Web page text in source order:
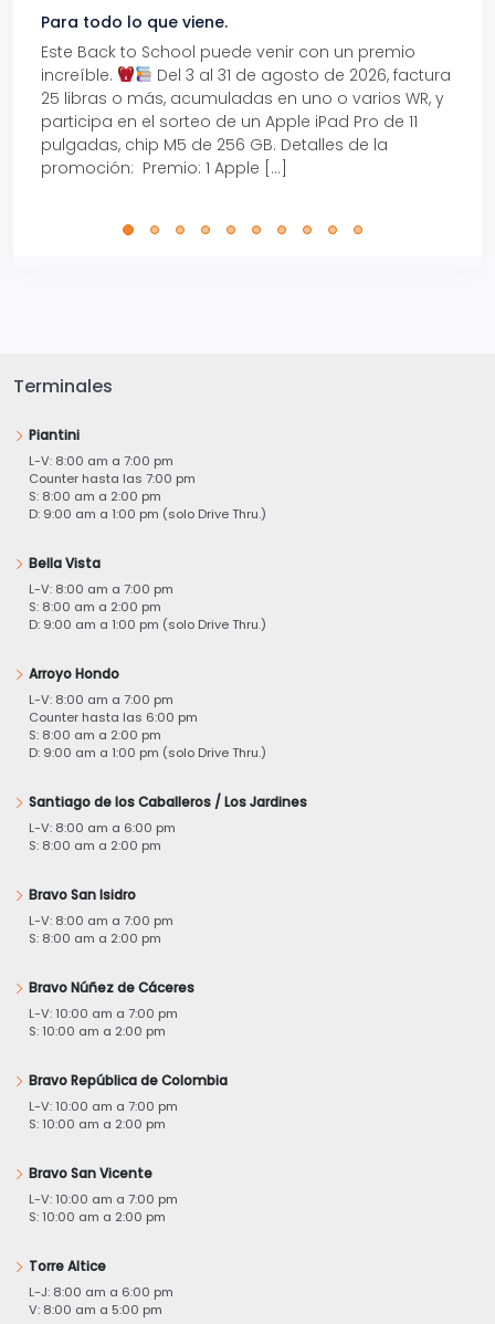
Para todo lo que viene.
Este Back to School puede venir con un premio
increíble.
Del 3 al 31 de agosto de 2026, factura
25 libras o más, acumuladas en uno o varios WR, y
participa en el sorteo de un Apple iPad Pro de 11
pulgadas, chip M5 de 256 GB. Detalles de la
promoción: Premio: 1 Apple […]
Terminales
Piantini
L-V: 8:00 am a 7:00 pm
Counter hasta las 7:00 pm
S: 8:00 am a 2:00 pm
D: 9:00 am a 1:00 pm (solo Drive Thru.)
Bella Vista
L-V: 8:00 am a 7:00 pm
S: 8:00 am a 2:00 pm
D: 9:00 am a 1:00 pm (solo Drive Thru.)
Arroyo Hondo
L-V: 8:00 am a 7:00 pm
Counter hasta las 6:00 pm
S: 8:00 am a 2:00 pm
D: 9:00 am a 1:00 pm (solo Drive Thru.)
Santiago de los Caballeros / Los Jardines
L-V: 8:00 am a 6:00 pm
S: 8:00 am a 2:00 pm
Bravo San Isidro
L-V: 8:00 am a 7:00 pm
S: 8:00 am a 2:00 pm
Bravo Núñez de Cáceres
L-V: 10:00 am a 7:00 pm
S: 10:00 am a 2:00 pm
Bravo República de Colombia
L-V: 10:00 am a 7:00 pm
S: 10:00 am a 2:00 pm
Bravo San Vicente
L-V: 10:00 am a 7:00 pm
S: 10:00 am a 2:00 pm
Torre Altice
L-J: 8:00 am a 6:00 pm
V: 8:00 am a 5:00 pm